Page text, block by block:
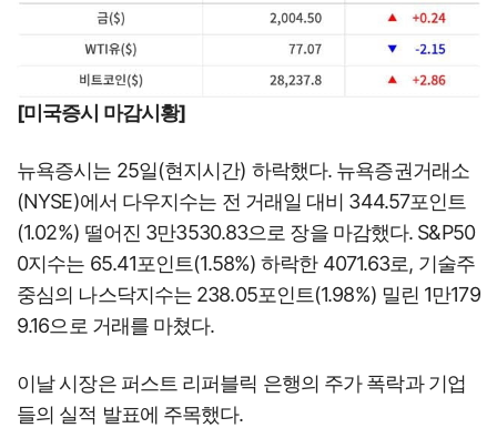
[미국증시 마감시황]
뉴욕증시는 25일(현지시간) 하락했다. 뉴욕증권거래소
(NYSE)에서 다우지수는 전 거래일 대비 344.57포인트
(1.02%) 떨어진 3만3530.83으로 장을 마감했다. S&P50
0지수는 65.41포인트(1.58%) 하락한 4071.63로, 기술주
중심의 나스닥지수는 238.05포인트(1.98%) 밀린 1만179
9.16으로 거래를 마쳤다.
이날 시장은 퍼스트 리퍼블릭 은행의 주가 폭락과 기업
들의 실적 발표에 주목했다.